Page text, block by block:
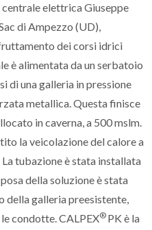
elettrica Giuseppe
di Ampezzo (UD),
dei corsi idrici
è alimentata da un serbatoio
di una galleria in pressione
metallica. Questa finisce
in caverna, a 500 mslm.
la veicolazione del calore a
tubazione è stata installata
della soluzione è stata
della galleria preesistente,
condotte. CALPEX® PK è la